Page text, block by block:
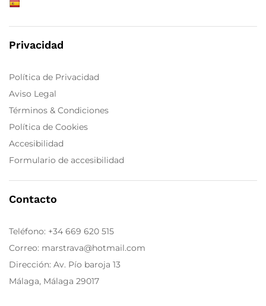
Privacidad
Política de Privacidad
Aviso Legal
Términos & Condiciones
Política de Cookies
Accesibilidad
Formulario de accesibilidad
Contacto
Teléfono: +34 669 620 515
Correo: marstrava@hotmail.com
Dirección: Av. Pío baroja 13
Málaga, Málaga 29017